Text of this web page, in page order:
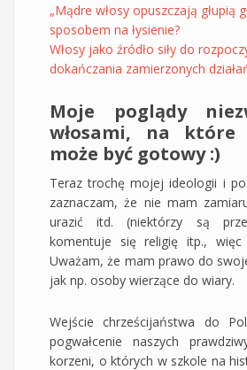
„Mądre włosy opuszczają głupią
sposobem na łysienie?
Włosy jako źródło siły do
dokańczania zamierzonych
Moje poglądy
włosami, na
może być gotowy :)
Teraz trochę mojej ideologii i
zaznaczam, że nie mam
urazić itd. (niektórzy są
komentuje się religię itp., więc
Uważam, że mam prawo do
jak np. osoby wierzące do wiary.
Wejście chrześcijaństwa do
pogwałcenie naszych
korzeni, o których w szkole na